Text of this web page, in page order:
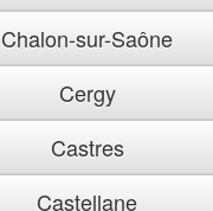
Chalon-sur-Saône
Cergy
Castres
Castellane